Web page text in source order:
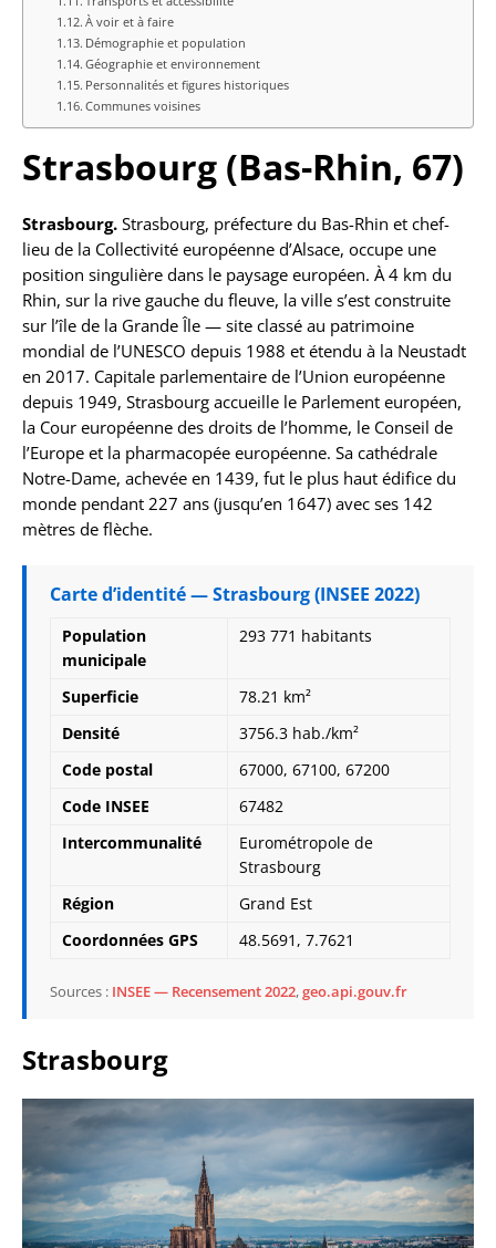
À voir et à faire
Démographie et population
Géographie et environnement
Personnalités et figures historiques
Communes voisines
Strasbourg (Bas-Rhin, 67)
Strasbourg. Strasbourg, préfecture du Bas-Rhin et chef-
lieu de la Collectivité européenne d’Alsace, occupe une
position singulière dans le paysage européen. À 4 km du
Rhin, sur la rive gauche du fleuve, la ville s’est construite
sur l’île de la Grande Île — site classé au patrimoine
mondial de l’UNESCO depuis 1988 et étendu à la Neustadt
en 2017. Capitale parlementaire de l’Union européenne
depuis 1949, Strasbourg accueille le Parlement européen,
la Cour européenne des droits de l’homme, le Conseil de
l’Europe et la pharmacopée européenne. Sa cathédrale
Notre-Dame, achevée en 1439, fut le plus haut édifice du
monde pendant 227 ans (jusqu’en 1647) avec ses 142
mètres de flèche.
Carte d’identité — Strasbourg (INSEE 2022)
Population
municipale
293 771 habitants
Superficie
78.21 km²
Densité
3756.3 hab./km²
Code postal
67000, 67100, 67200
Code INSEE
67482
Intercommunalité
Eurométropole de
Strasbourg
Région
Grand Est
Coordonnées GPS
48.5691, 7.7621
Sources : INSEE — Recensement 2022,geo.api.gouv.fr
Strasbourg